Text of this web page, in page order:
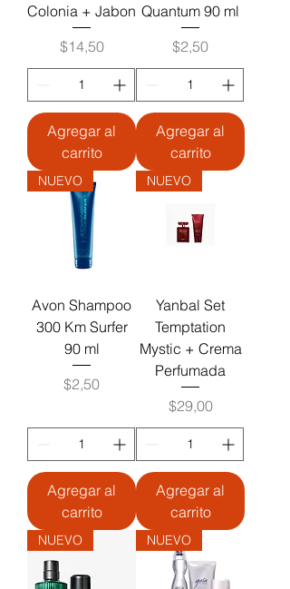
Colonia + Jabon
Precio
$14,50
Agregar al
carrito
Quantum 90 ml
Precio
$2,50
Agregar al
carrito
NUEVO
Avon Shampoo
300 Km Surfer
90 ml
Precio
$2,50
Agregar al
carrito
NUEVO
Yanbal Set
Temptation
Mystic + Crema
Perfumada
Precio
$29,00
Agregar al
carrito
NUEVO NUEVO